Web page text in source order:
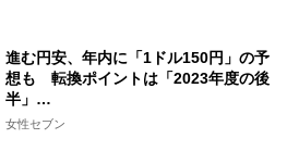
進む円安、年内に「1ドル150円」の予
想も 転換ポイントは「2023年度の後
半」…
女性セブン